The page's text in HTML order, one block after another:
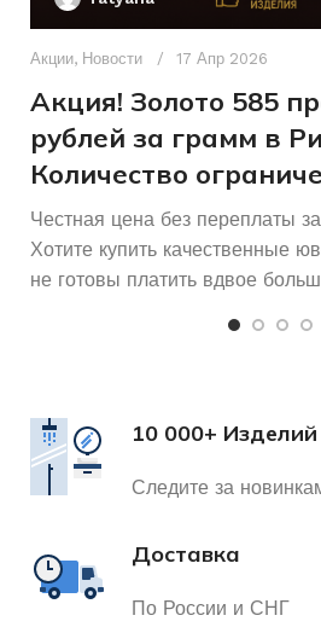
Акции, Новости 17 Апр 2026
Акция! Золото 585
рублей за грамм в
Количество
Честная цена без переплаты
Хотите купить качественные
не готовы платить вдвое
10 000+
Следите за
Доставка
По России и СНГ